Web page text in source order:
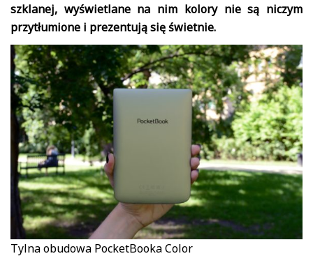
szklanej, wyświetlane na nim kolory nie są niczym
przytłumione i prezentują się świetnie.
Tylna obudowa PocketBooka Color